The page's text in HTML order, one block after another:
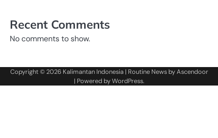
Recent Comments
No comments to show.
Copyright © 2026 Kalimantan Indonesia| Routine News byAscendoor
| Powered byWordPress.